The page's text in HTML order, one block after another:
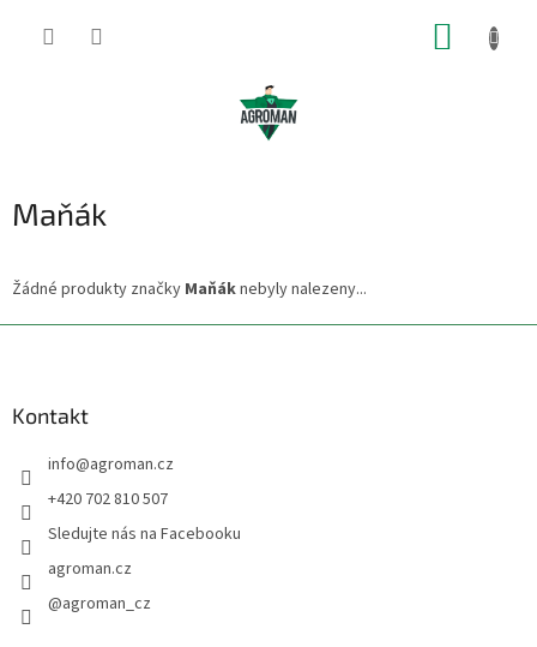
Maňák
Žádné produkty značky Maňáknebyly nalezeny...
Kontakt
info@agroman.cz
+420 702 810 507
Sledujte nás na Facebooku
agroman.cz
@agroman_cz